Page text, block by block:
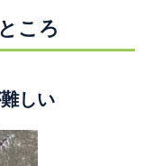
ころ
しい